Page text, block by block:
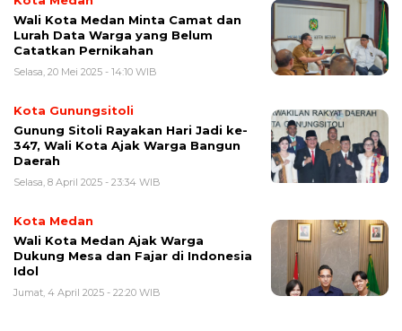
Wali Kota Medan Minta Camat dan
Lurah Data Warga yang Belum
Catatkan Pernikahan
Selasa, 20 Mei 2025 - 14:10 WIB
Kota Gunungsitoli
Gunung Sitoli Rayakan Hari Jadi ke-
347, Wali Kota Ajak Warga Bangun
Daerah
Selasa, 8 April 2025 - 23:34 WIB
Kota Medan
Wali Kota Medan Ajak Warga
Dukung Mesa dan Fajar di Indonesia
Idol
Jumat, 4 April 2025 - 22:20 WIB